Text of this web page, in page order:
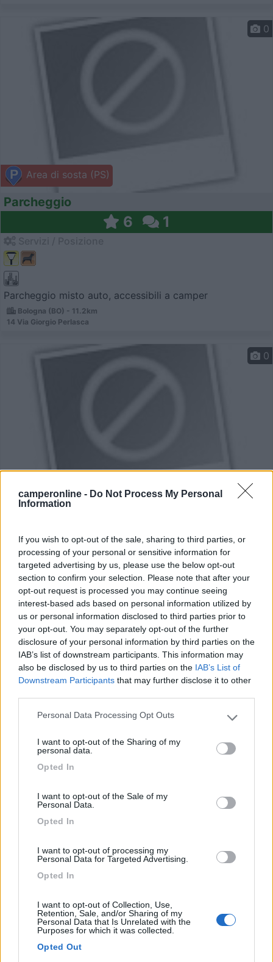
camperonline - Do Not Process My Personal
Information
If you wish to opt-out of the sale, sharing to third parties, or
processing of your personal or sensitive information for
targeted advertising by us, please use the below opt-out
section to confirm your selection. Please note that after your
opt-out request is processed you may continue seeing
interest-based ads based on personal information utilized by
us or personal information disclosed to third parties prior to
your opt-out. You may separately opt-out of the further
disclosure of your personal information by third parties on the
IAB’s list of downstream participants. This information may
also be disclosed by us to third parties on the IAB’s List of
Downstream Participants that may further disclose it to other
Please note that this website/app uses one or more Google
not limited to your visit or usage behaviour. You may click to
grant or deny consent to Google and its third-party tags to
use your data for below specified purposes in below Google
Personal Data Processing Opt Outs
I want to opt-out of the Sharing of my
personal data.
Opted In
I want to opt-out of the Sale of my
Personal Data.
Opted In
I want to opt-out of processing my
Personal Data for Targeted Advertising.
Opted In
I want to opt-out of Collection, Use,
Retention, Sale, and/or Sharing of my
Personal Data that Is Unrelated with the
Purposes for which it was collected.
Opted Out
Area di sosta (PS)
0
Parcheggio
6 1
Parcheggio misto auto, accessibili a camper
Bologna (BO) - 11.2km
14 Via Giorgio Perlasca
Area di sosta (PS)
0
5 2
Servizi / Posizione
Parcheggio misto con auto ma frequentato anche da
camper,...
Bologna (BO) - 11.2km
Via Lombardia, 33
Area di sosta a S. Lazzaro di Savena
In via Speranza, segnalata dall'uscita della tangenziale,...
S. Lazzaro di Savena (BO) - 11.6km